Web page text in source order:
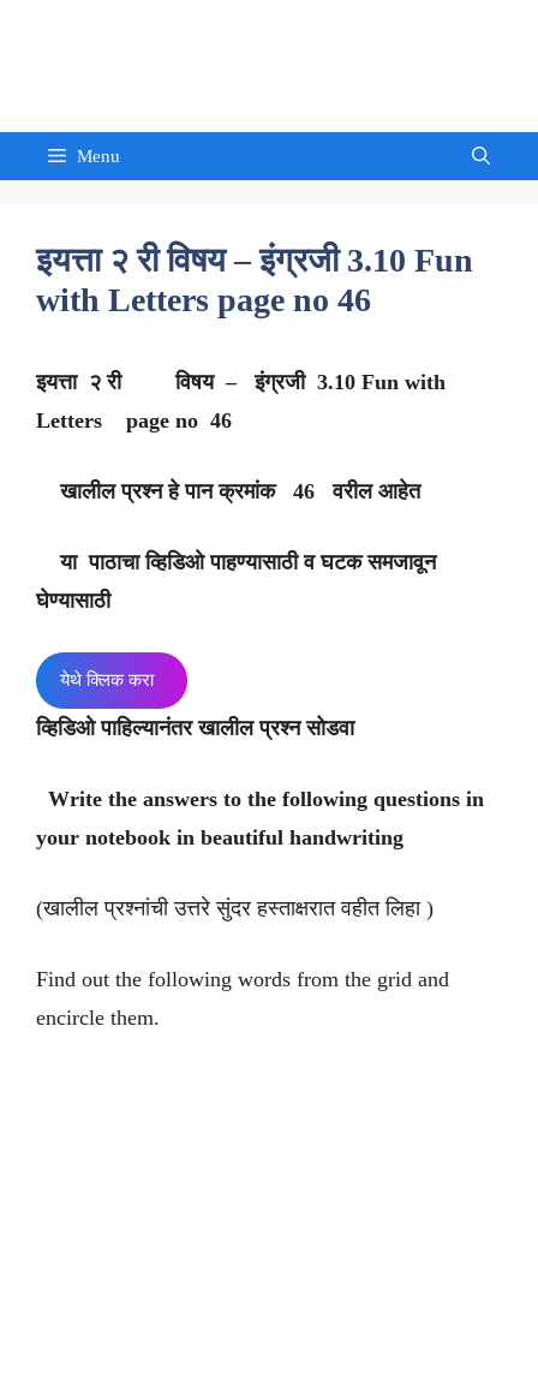
Menu
इयत्ता २ री विषय – इंग्रजी 3.10 Fun
with Letters page no 46
इयत्ता २ री विषय – इंग्रजी 3.10 Fun with
Letters page no 46
खालील प्रश्न हे पान क्रमांक 46 वरील आहेत
या पाठाचा व्हिडिओ पाहण्यासाठी व घटक समजावून
घेण्यासाठी
येथे क्लिक करा
व्हिडिओ पाहिल्यानंतर खालील प्रश्न सोडवा
Write the answers to the following questions in
your notebook in beautiful handwriting
(खालील प्रश्नांची उत्तरे सुंदर हस्ताक्षरात वहीत लिहा )
Find out the following words from the grid and
encircle them.